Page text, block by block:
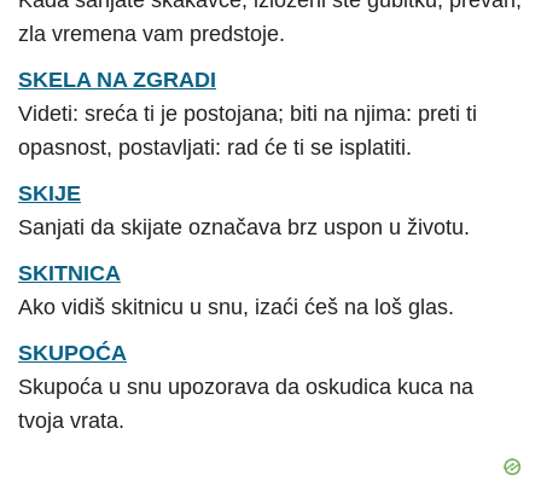
zla vremena vam predstoje.
SKELA NA ZGRADI
Videti: sreća ti je postojana; biti na njima: preti ti
opasnost, postavljati: rad će ti se isplatiti.
SKIJE
Sanjati da skijate označava brz uspon u životu.
SKITNICA
Ako vidiš skitnicu u snu, izaći ćeš na loš glas.
SKUPOĆA
Skupoća u snu upozorava da oskudica kuca na
tvoja vrata.